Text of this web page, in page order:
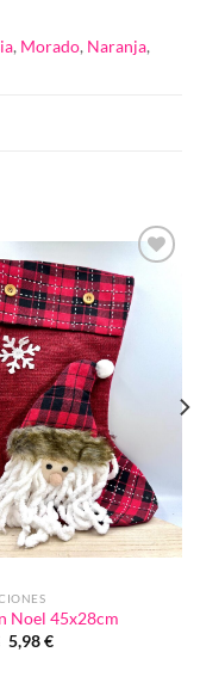
, Morado, Naranja,
Añadir
lista de
Noel 45x28cm
El
precio
5,98€El